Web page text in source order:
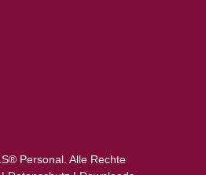
Personal.­ ­Alle Rechte